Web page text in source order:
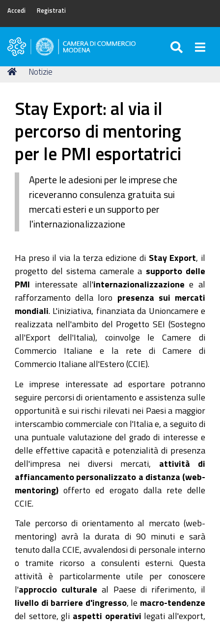
Accedi Registrati
Camera
Commercio
Tu
Home
Notizie
Stay Export: al via il
percorso di mentoring
per le PMI esportatrici
Aperte le adesioni per le imprese che
riceveranno consulenza gratuita sui
mercati esteri e un supporto per
l'internazionalizzazione
Ha preso il via la terza edizione di Stay Export , il
progetto del sistema camerale a supporto delle
PMI interessate all'internazionalizzazione e al
rafforzamento della loro presenza sui mercati
mondiali . L'iniziativa, finanziata da Unioncamere e
realizzata nell'ambito del Progetto SEI (Sostegno
all'Export dell'Italia), coinvolge le Camere di
Commercio Italiane e la rete di Camere di
Commercio Italiane all'Estero (CCIE).
Le imprese interessate ad esportare potranno
seguire percorsi di orientamento e assistenza sulle
opportunità e sui rischi rilevati nei Paesi a maggior
interscambio commerciale con l'Italia e, a seguito di
una puntuale valutazione del grado di interesse e
delle effettive capacità e potenzialità di presenza
dell'impresa nei diversi mercati, attività di
affiancamento personalizzato a distanza (web-
mentoring) offerto ed erogato dalla rete delle
CCIE.
Tale percorso di orientamento al mercato (web-
mentoring) avrà la durata di 90 minuti e sarà
tenuto dalla CCIE, avvalendosi di personale interno
o tramite ricorso a consulenti esterni. Questa
attività è particolarmente utile per conoscere
l'approccio culturale al Paese di riferimento, il
livello di barriere d'ingresso, le macro-tendenze
del settore, gli aspetti operativi legati all'export,